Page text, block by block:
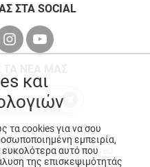
ΣΤΑ SOCIAL
. All Rights Reserved
και
τα cookies για να σου
εμπειρία,
ευκολότερα αυτό που
της επισκεψιμότητάς